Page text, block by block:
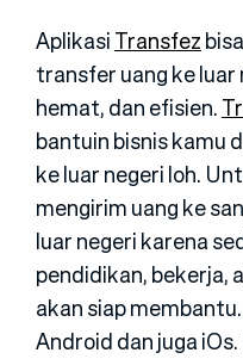
AplikasiTransfez
transfer uang ke luar
hemat, dan efisien.
bantuin bisnis kamu
ke luar negeri loh.
mengirim uang ke
luar negeri karena
pendidikan, bekerja,
akan siap
Android dan juga